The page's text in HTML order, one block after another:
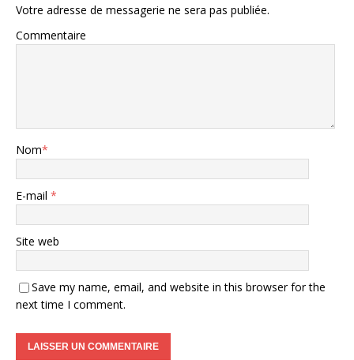
Votre adresse de messagerie ne sera pas publiée.
Commentaire
Nom*
E-mail *
Site web
Save my name, email, and website in this browser for the
next time I comment.